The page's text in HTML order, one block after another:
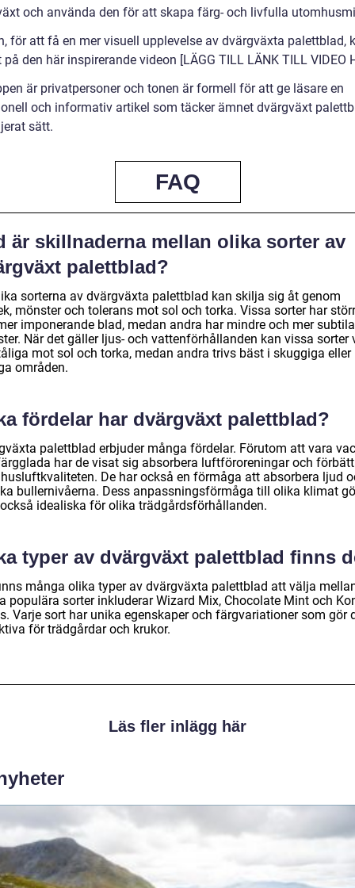
och använda den för att skapa färg- och livfulla
för att få en mer visuell upplevelse av dvärgväxta palettblad,
den här inspirerande videon [LÄGG TILL LÄNK TILL VIDEO
är privatpersoner och tonen är formell för att ge läsare en
och informativ artikel som täcker ämnet dvärgväxt
sätt.
FAQ
är skillnaderna mellan olika sorter av
palettblad?
sorterna av dvärgväxta palettblad kan skilja sig åt genom
mönster och tolerans mot sol och torka. Vissa sorter har
imponerande blad, medan andra har mindre och mer subtila
När det gäller ljus- och vattenförhållanden kan vissa sorter
mot sol och torka, medan andra trivs bäst i skuggiga eller
områden.
fördelar har dvärgväxt palettblad?
palettblad erbjuder många fördelar. Förutom att vara
har de visat sig absorbera luftföroreningar och
De har också en förmåga att absorbera ljud
bullernivåerna. Dess anpassningsförmåga till olika klimat
idealiska för olika trädgårdsförhållanden.
typer av dvärgväxt palettblad finns
många olika typer av dvärgväxta palettblad att välja
populära sorter inkluderar Wizard Mix, Chocolate Mint och
Varje sort har unika egenskaper och färgvariationer som gör
för trädgårdar och krukor.
Läs fler inlägg här